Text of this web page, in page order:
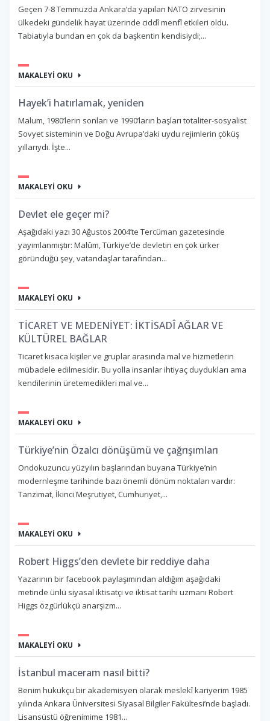
Geçen 7-8 Temmuzda Ankara’da yapılan NATO zirvesinin
ülkedeki gündelik hayat üzerinde ciddî menfî etkileri oldu.
Tabiatıyla bundan en çok da başkentin kendisiydi;...
MAKALEYİ OKU
Hayek’i hatırlamak, yeniden
Malum, 1980’lerin sonları ve 1990’ların başları totaliter-sosyalist
Sovyet sisteminin ve Doğu Avrupa’daki uydu rejimlerin çöküş
yıllarıydı. İşte...
MAKALEYİ OKU
Devlet ele geçer mi?
Aşağıdaki yazı 30 Ağustos 2004’te Tercüman gazetesinde
yayımlanmıştır: Malûm, Türkiye’de devletin en çok ürker
göründüğü şey, vatandaşlar tarafından...
MAKALEYİ OKU
TİCARET VE MEDENİYET: İKTİSADÎ AĞLAR VE
KÜLTÜREL BAĞLAR
Ticaret kısaca kişiler ve gruplar arasında mal ve hizmetlerin
mübadele edilmesidir. Bu yolla insanlar ihtiyaç duydukları ama
kendilerinin üretemedikleri mal ve...
MAKALEYİ OKU
Türkiye’nin Özalcı dönüşümü ve çağrışımları
Ondokuzuncu yüzyılın başlarından buyana Türkiye’nin
modernleşme tarihinde bazı önemli dönüm noktaları vardır:
Tanzimat, İkinci Meşrutiyet, Cumhuriyet,...
MAKALEYİ OKU
Robert Higgs’den devlete bir reddiye daha
Yazarının bir facebook paylaşımından aldığım aşağıdaki
metinde ünlü siyasal iktisatçı ve iktisat tarihi uzmanı Robert
Higgs özgürlükçü anarşizm...
MAKALEYİ OKU
İstanbul maceram nasıl bitti?
Benim hukukçu bir akademisyen olarak meslekî kariyerim 1985
yılında Ankara Üniversitesi Siyasal Bilgiler Fakültesi’nde başladı.
Lisansüstü öğrenimime 1981...